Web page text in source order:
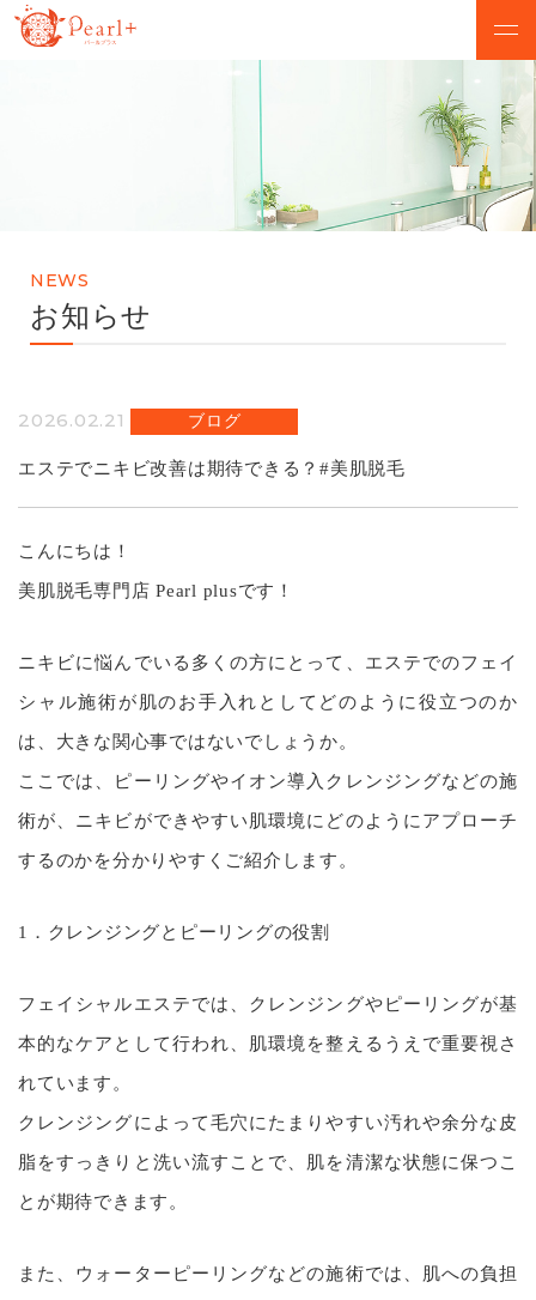
CAMPAIGN
MENU
SALON
NEWS Q&A
NEWS
お知らせ
2026.02.21 ブログ
エステでニキビ改善は期待できる？#美肌脱毛
こんにちは！
美肌脱毛専門店 Pearl plusです！
ニキビに悩んでいる多くの方にとって、エステでのフェイ
シャル施術が肌のお手入れとしてどのように役立つのか
は、大きな関心事ではないでしょうか。
ここでは、ピーリングやイオン導入クレンジングなどの施
術が、ニキビができやすい肌環境にどのようにアプローチ
するのかを分かりやすくご紹介します。
1．クレンジングとピーリングの役割
フェイシャルエステでは、クレンジングやピーリングが基
本的なケアとして行われ、肌環境を整えるうえで重要視さ
れています。
クレンジングによって毛穴にたまりやすい汚れや余分な皮
脂をすっきりと洗い流すことで、肌を清潔な状態に保つこ
とが期待できます。
また、ウォーターピーリングなどの施術では、肌への負担